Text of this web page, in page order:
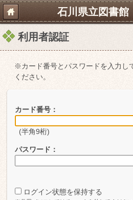
石川県立図書館
利用者認証
※カード番号とパスワードを入力し
ください。
カード番号：
(半角9桁)
パスワード：
ログイン状態を保持する